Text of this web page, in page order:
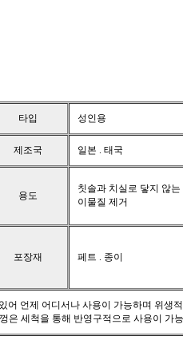
타입 성인용
제조국 일본 . 태국
용도
칫솔과 치실로 닿지 않는
이물질 제거
포장재
페트 . 종이
어 언제 어디서나 사용이 가능하며 위생적
은 세척을 통해 반영구적으로 사용이 가